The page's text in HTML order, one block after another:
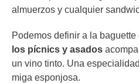
almuerzos y cualquier
Podemos definir a la baguette
los pícnics y asados
un vino tinto. Una
miga esponjosa.